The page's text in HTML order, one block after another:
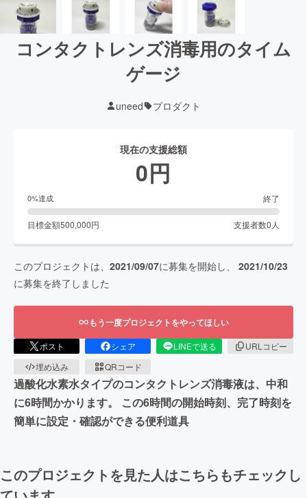
コンタクトレンズ消毒用のタイム
ゲージ
uneed プロダクト
現在の支援総額
0円
0%達成 終了
目標金額500,000円 支援者数0 人
このプロジェクトは、 2021/09/07に募集を開始し、 2021/10/23
に募集を終了しました
もう一度プロジェクトをやってほしい
ポスト シェア LINEで送る
URLコピー
埋め込み
QRコード
過酸化水素水タイプのコンタクトレンズ消毒液は、中和
に6時間かかります。 この6時間の開始時刻、完了時刻を
簡単に設定・確認ができる便利道具
このプロジェクトを見た人はこちらもチェックし